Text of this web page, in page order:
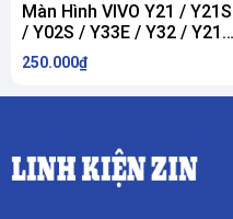
Màn Hình VIVO Y21 / Y21S
/ Y02S / Y33E / Y32 / Y217
/ Y21E / Y31S / Y16 / Y30
5G
250.000₫